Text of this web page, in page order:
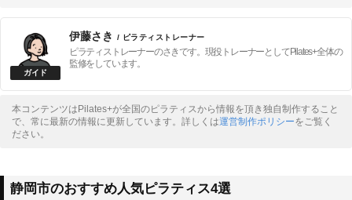
伊藤さき / ピラティストレーナー
ピラティストレーナーのさきです。現役トレーナーとしてPilates+全体の
監修をしています。
本コンテンツはPilates+が全国のピラティスから情報を頂き独自制作すること
で、常に最新の情報に更新しています。詳しくは運営制作ポリシーをご覧く
ださい。
静岡市のおすすめ人気ピラティス4選